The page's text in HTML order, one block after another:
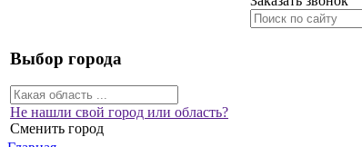
Выбор города
Не нашли свой город или область?
Сменить город